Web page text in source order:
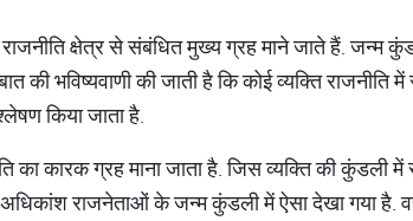
राजनीति क्षेत्र से संबंधित मुख्य ग्रह माने जाते हैं. जन्म
भविष्यवाणी की जाती है कि कोई व्यक्ति राजनीति
किया जाता है.
कारक ग्रह माना जाता है. जिस व्यक्ति की कुंडली में
अधिकांश राजनेताओं के जन्म कुंडली में ऐसा देखा गया है.